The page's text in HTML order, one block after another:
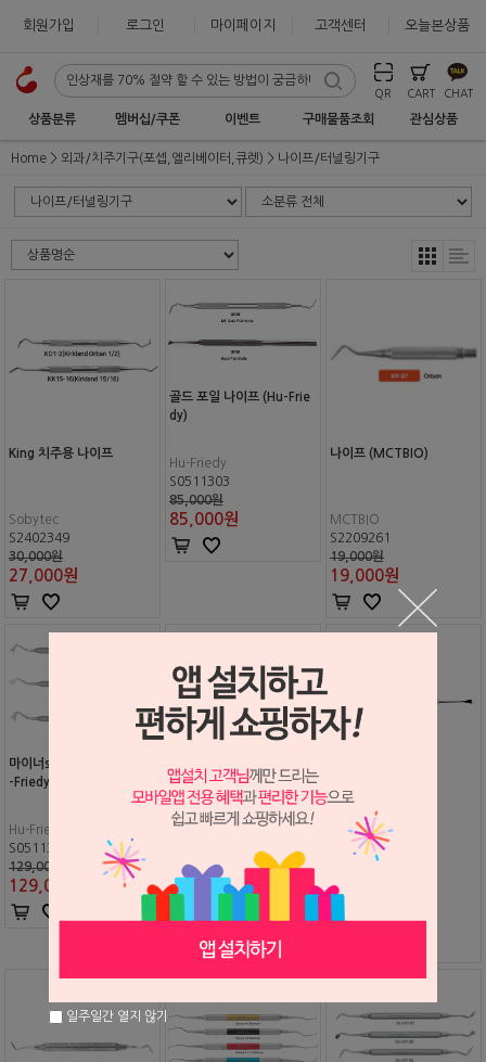
회원가입 로그인 마이페이지 고객센터 오늘본상품
QR CART CHAT
상품분류 멤버십/쿠폰 이벤트 구매물품조회 관심상품
Home 외과/치주기구(포셉,엘리베이터,큐렛) 나이프/터널링기구
King 치주용 나이프
Sobytec
S2402349
30,000원
27,000원
골드 포일 나이프 (Hu-Frie
dy)
Hu-Friedy
S0511303
85,000원
85,000원
나이프 (MCTBIO)
MCTBIO
S2209261
19,000원
19,000원
마이너shagen 진지발 (Hu
-Friedy)
Hu-Friedy
S0511304
129,000원
129,000
마이크로 플랩 엘리베이터
1705-4 (Schwert)
Schwert
S2607143
126,000원
113,400원
에반스 나이프
S2309039
12,000원
12,000원
일주일간 열지 않기